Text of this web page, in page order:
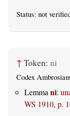
Status: not
↑ Token: ni
Codex
Lemmani:
WS 1910, p.